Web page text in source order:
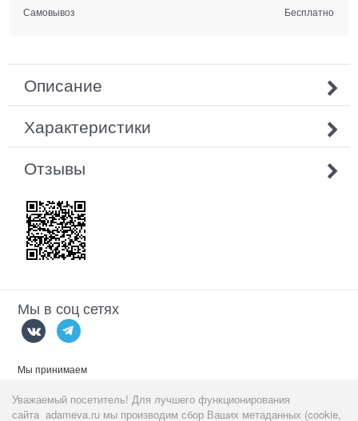
Самовывоз Бесплатно
Описание
Характеристики
Отзывы
Мы в соц сетях
Мы принимаем
Уважаемый посетитель! Для лучшего функционирования
сайта adameva.ru мы производим сбор Ваших метаданных (cookie,